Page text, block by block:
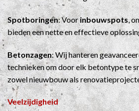
Spotboringen: Voorinbouwspots,
bieden een nette en effectieve
Betonzagen: Wij hanteren
technieken om door elk betontype te
zowel nieuwbouw als
Veelzijdigheid